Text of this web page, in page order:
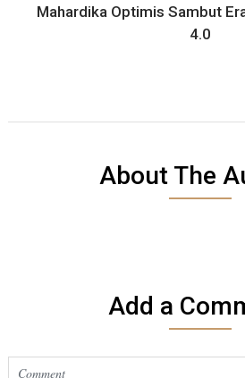
Mahardika Optimis Sambut
4.0
About The
Add a